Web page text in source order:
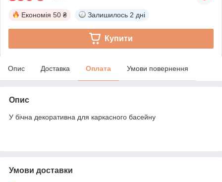
Економія 50 ₴ Залишилось 2 дні
Купити
Опис Доставка Оплата Умови повернення
Опис
У бічна декоративна для каркасного басейну
Умови доставки